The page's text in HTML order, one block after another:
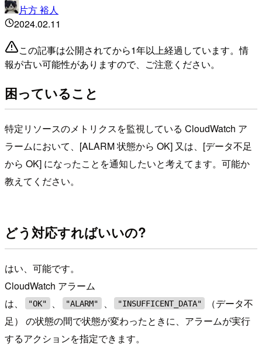
片方 裕人
2024.02.11
この記事は公開されてから1年以上経過しています。情
報が古い可能性がありますので、ご注意ください。
困っていること
特定リソースのメトリクスを監視している CloudWatch ア
ラームにおいて、[ALARM 状態から OK] 又は、[データ不足
から OK] になったことを通知したいと考えてます。可能か
教えてください。
どう対応すればいいの?
はい、可能です。
CloudWatch アラーム
は、
"OK" 、 "ALARM" 、 "INSUFFICENT_DATA"
（データ不
足） の状態の間で状態が変わったときに、アラームが実行
するアクションを指定できます。